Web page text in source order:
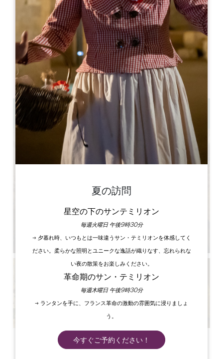
すべての写真を見る
開幕月
1 2 3 4 5 6 7 8 9 1 1 1
開幕日
ル
AM
PM
火
AM
PM
水
AM
PM
木
AM
PM
金
AM
PM
土
AM
PM
日
AM
PM
45 min à 1 heure
夏の訪問
星空の下のサンテミリオン
毎週火曜日 午後9時30分
→ 夕暮れ時、いつもとは一味違うサン・テミリオンを体感してく
ださい。柔らかな照明とユニークな逸話が織りなす、忘れられな
い夜の散策をお楽しみください。
革命期のサン・テミリオン
毎週木曜日 午後9時30分
→ ランタンを手に、フランス革命の激動の雰囲気に浸りましょ
う。
今すぐご予約ください！